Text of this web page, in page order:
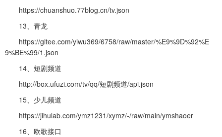
https://chuanshuo.77blog.cn/tv.json
13、青龙
https://gitee.com/yiwu369/6758/raw/master/%E9%9D%92%E
9%BE%99/1.json
14、短剧频道
http://box.ufuzi.com/tv/qq/短剧频道/api.json
15、少儿频道
https://jihulab.com/ymz1231/xymz/-/raw/main/ymshaoer
16、欧歌接口